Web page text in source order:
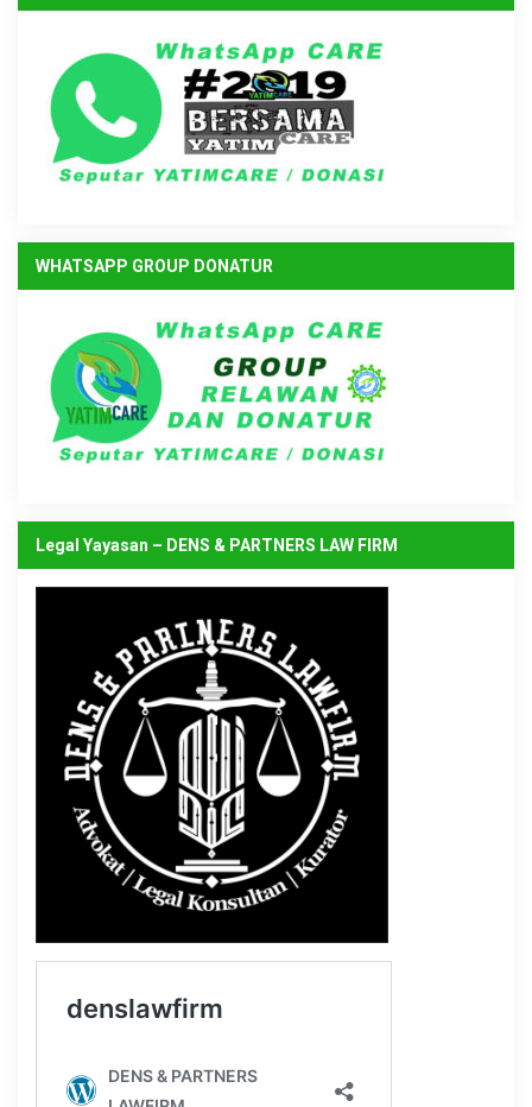
WHATSAPP GROUP DONATUR
Legal Yayasan – DENS & PARTNERS LAW FIRM